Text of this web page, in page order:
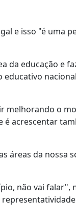
e isso "é uma
educação e
melhorando o
acrescentar
áreas da nossa
não vai falar",